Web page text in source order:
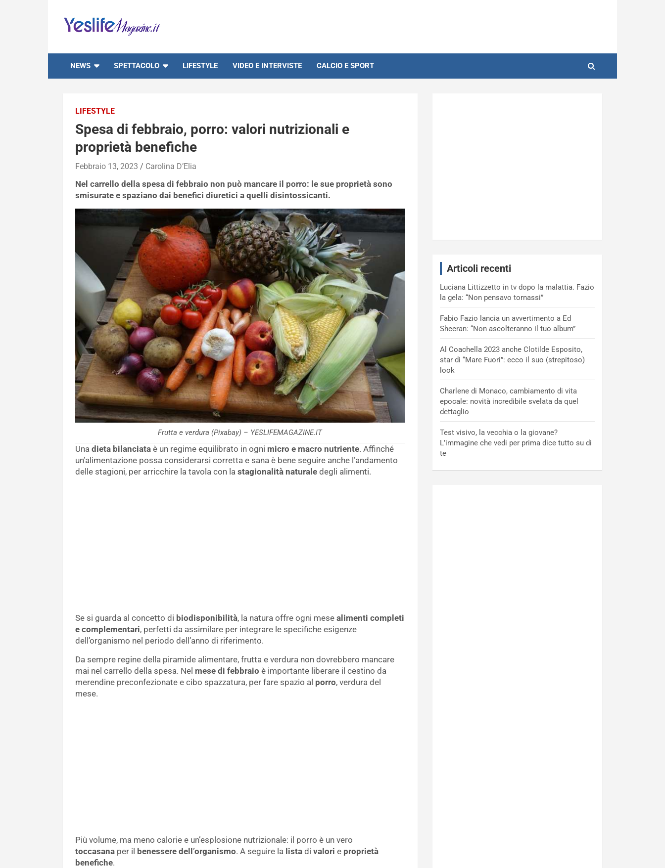
content
NEWS SPETTACOLO LIFESTYLE VIDEO E INTERVISTE CALCIO E SPORT
LIFESTYLE
Spesa di febbraio, porro: valori nutrizionali e
proprietà benefiche
Febbraio 13, 2023 Carolina D’Elia
Nel carrello della spesa di febbraio non può mancare il porro: le sue proprietà sono
smisurate e spaziano dai benefici diuretici a quelli disintossicanti.
Frutta e verdura (Pixabay) – YESLIFEMAGAZINE.IT
Una dieta bilanciata è un regime equilibrato in ogni micro e macro nutriente. Affinché
un’alimentazione possa considerarsi corretta e sana è bene seguire anche l’andamento
delle stagioni, per arricchire la tavola con la stagionalità naturale degli alimenti.
Se si guarda al concetto di biodisponibilità, la natura offre ogni mese alimenti completi
e complementari, perfetti da assimilare per integrare le specifiche esigenze
dell’organismo nel periodo dell’anno di riferimento.
Da sempre regine della piramide alimentare, frutta e verdura non dovrebbero mancare
mai nel carrello della spesa. Nel mese di febbraio è importante liberare il cestino da
merendine preconfezionate e cibo spazzatura, per fare spazio al porro, verdura del
mese.
Più volume, ma meno calorie e un’esplosione nutrizionale: il porro è un vero
toccasana per il benessere dell’organismo. A seguire la lista di valori e proprietà
benefiche.
Articoli recenti
Luciana Littizzetto in tv dopo la malattia. Fazio
la gela: “Non pensavo tornassi”
Fabio Fazio lancia un avvertimento a Ed
Sheeran: “Non ascolteranno il tuo album”
Al Coachella 2023 anche Clotilde Esposito,
star di “Mare Fuori”: ecco il suo (strepitoso)
look
Charlene di Monaco, cambiamento di vita
epocale: novità incredibile svelata da quel
dettaglio
Test visivo, la vecchia o la giovane?
L’immagine che vedi per prima dice tutto su di
te